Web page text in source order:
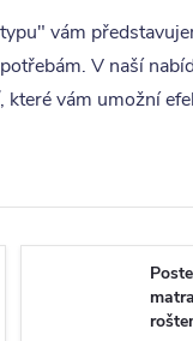
vám
V naší
, které vám umožní